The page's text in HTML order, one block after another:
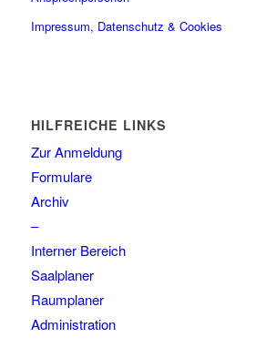
Impressum, Datenschutz & Cookies
HILFREICHE LINKS
Zur Anmeldung
Formulare
Archiv
–
Interner Bereich
Saalplaner
Raumplaner
Administration